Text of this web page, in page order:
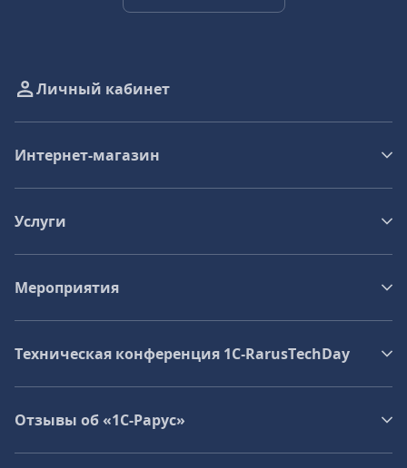
Личный кабинет
Интернет-магазин
Услуги
Мероприятия
Техническая конференция 1C‑RarusTechDay
Отзывы об «1С-Рарус»